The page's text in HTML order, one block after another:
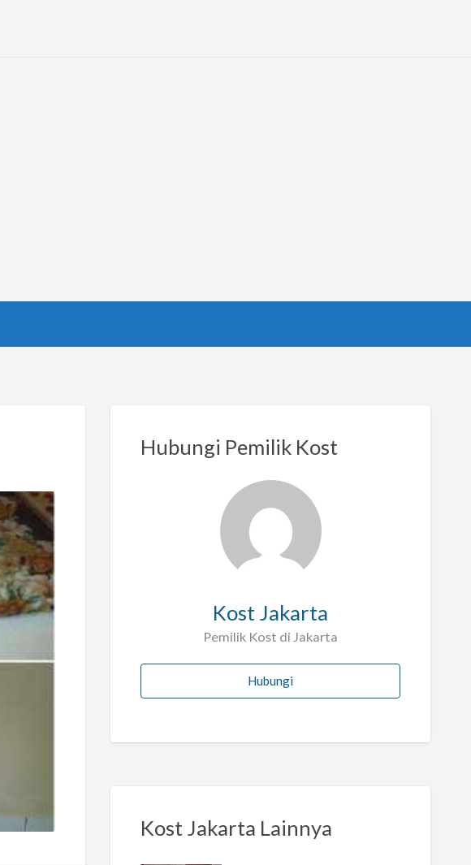
Hubungi Pemilik Kost
Kost Jakarta
Pemilik Kost di Jakarta
Hubungi
Kost Jakarta Lainnya